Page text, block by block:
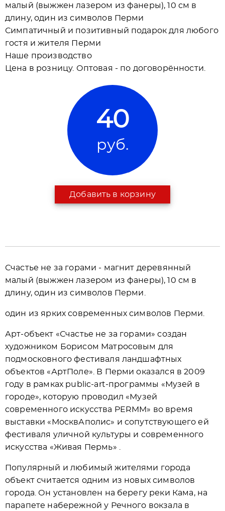
малый (выжжен лазером из фанеры), 10 см в
длину, один из символов Перми
Симпатичный и позитивный подарок для любого
гостя и жителя Перми
Наше производство
Цена в розницу. Оптовая - по договорённости.
40
руб.
Добавить в корзину
Счастье не за горами - магнит деревянный
малый (выжжен лазером из фанеры), 10 см в
длину, один из символов Перми.
один из ярких современных символов Перми.
Арт-объект «Счастье не за горами» создан
художником Борисом Матросовым для
подмосковного фестиваля ландшафтных
объектов «АртПоле». В Перми оказался в 2009
году в рамках public-art-программы «Музей в
городе», которую проводил «Музей
современного искусства PERMM» во время
выставки «МосквАполис» и сопутствующего ей
фестиваля уличной культуры и современного
искусства «Живая Пермь» .
Популярный и любимый жителями города
объект считается одним из новых символов
города. Он установлен на берегу реки Кама, на
парапете набережной у Речного вокзала в